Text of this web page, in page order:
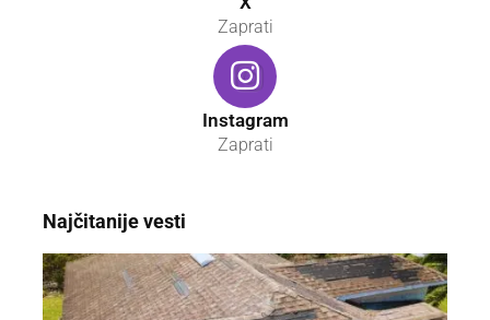
Zaprati
Instagram
Zaprati
Najčitanije vesti